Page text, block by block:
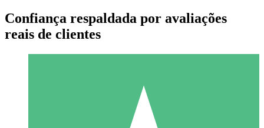
Pacotes de Créditos Individuais
Confiança respaldada por avaliações
reais de clientes